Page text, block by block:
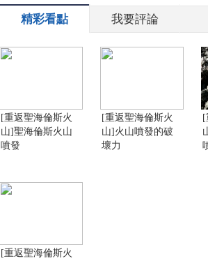
精彩看點 我要評論
[重返聖海倫斯火
山]聖海倫斯火山
噴發
[重返聖海倫斯火
山]火山噴發的破
壞力
[
[重返聖海倫斯火